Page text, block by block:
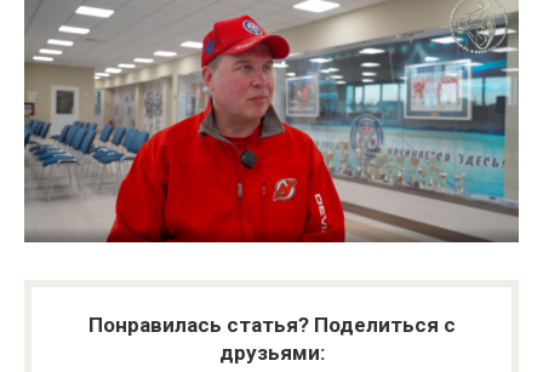
Понравилась статья? Поделиться с
друзьями: